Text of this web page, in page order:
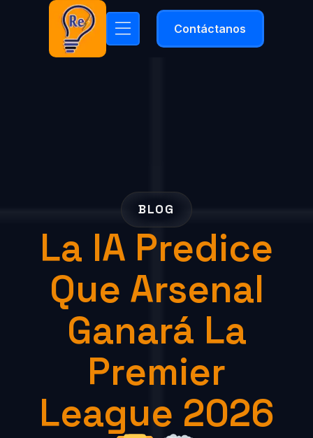
Contáctanos
BLOG
La IA Predice
Que Arsenal
Ganará La
Premier
League 2026